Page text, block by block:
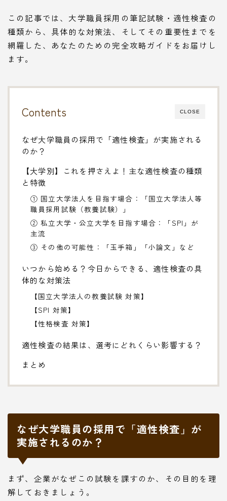
この記事では、大学職員採用の筆記試験・適性検査の
種類から、具体的な対策法、そしてその重要性までを
網羅した、あなたのための完全攻略ガイドをお届けし
ます。
CLOSE
Contents
なぜ大学職員の採用で「適性検査」が実施される
のか？
【大学別】これを押さえよ！主な適性検査の種類
と特徴
① 国立大学法人を目指す場合：「国立大学法人等
職員採用試験（教養試験）」
② 私立大学・公立大学を目指す場合：「SPI」が
主流
③ その他の可能性：「玉手箱」「小論文」など
いつから始める？今日からできる、適性検査の具
体的な対策法
【国立大学法人の教養試験 対策】
【SPI 対策】
【性格検査 対策】
適性検査の結果は、選考にどれくらい影響する？
まとめ
なぜ大学職員の採用で「適性検査」が
実施されるのか？
まず、企業がなぜこの試験を課すのか、その目的を理
解しておきましょう。